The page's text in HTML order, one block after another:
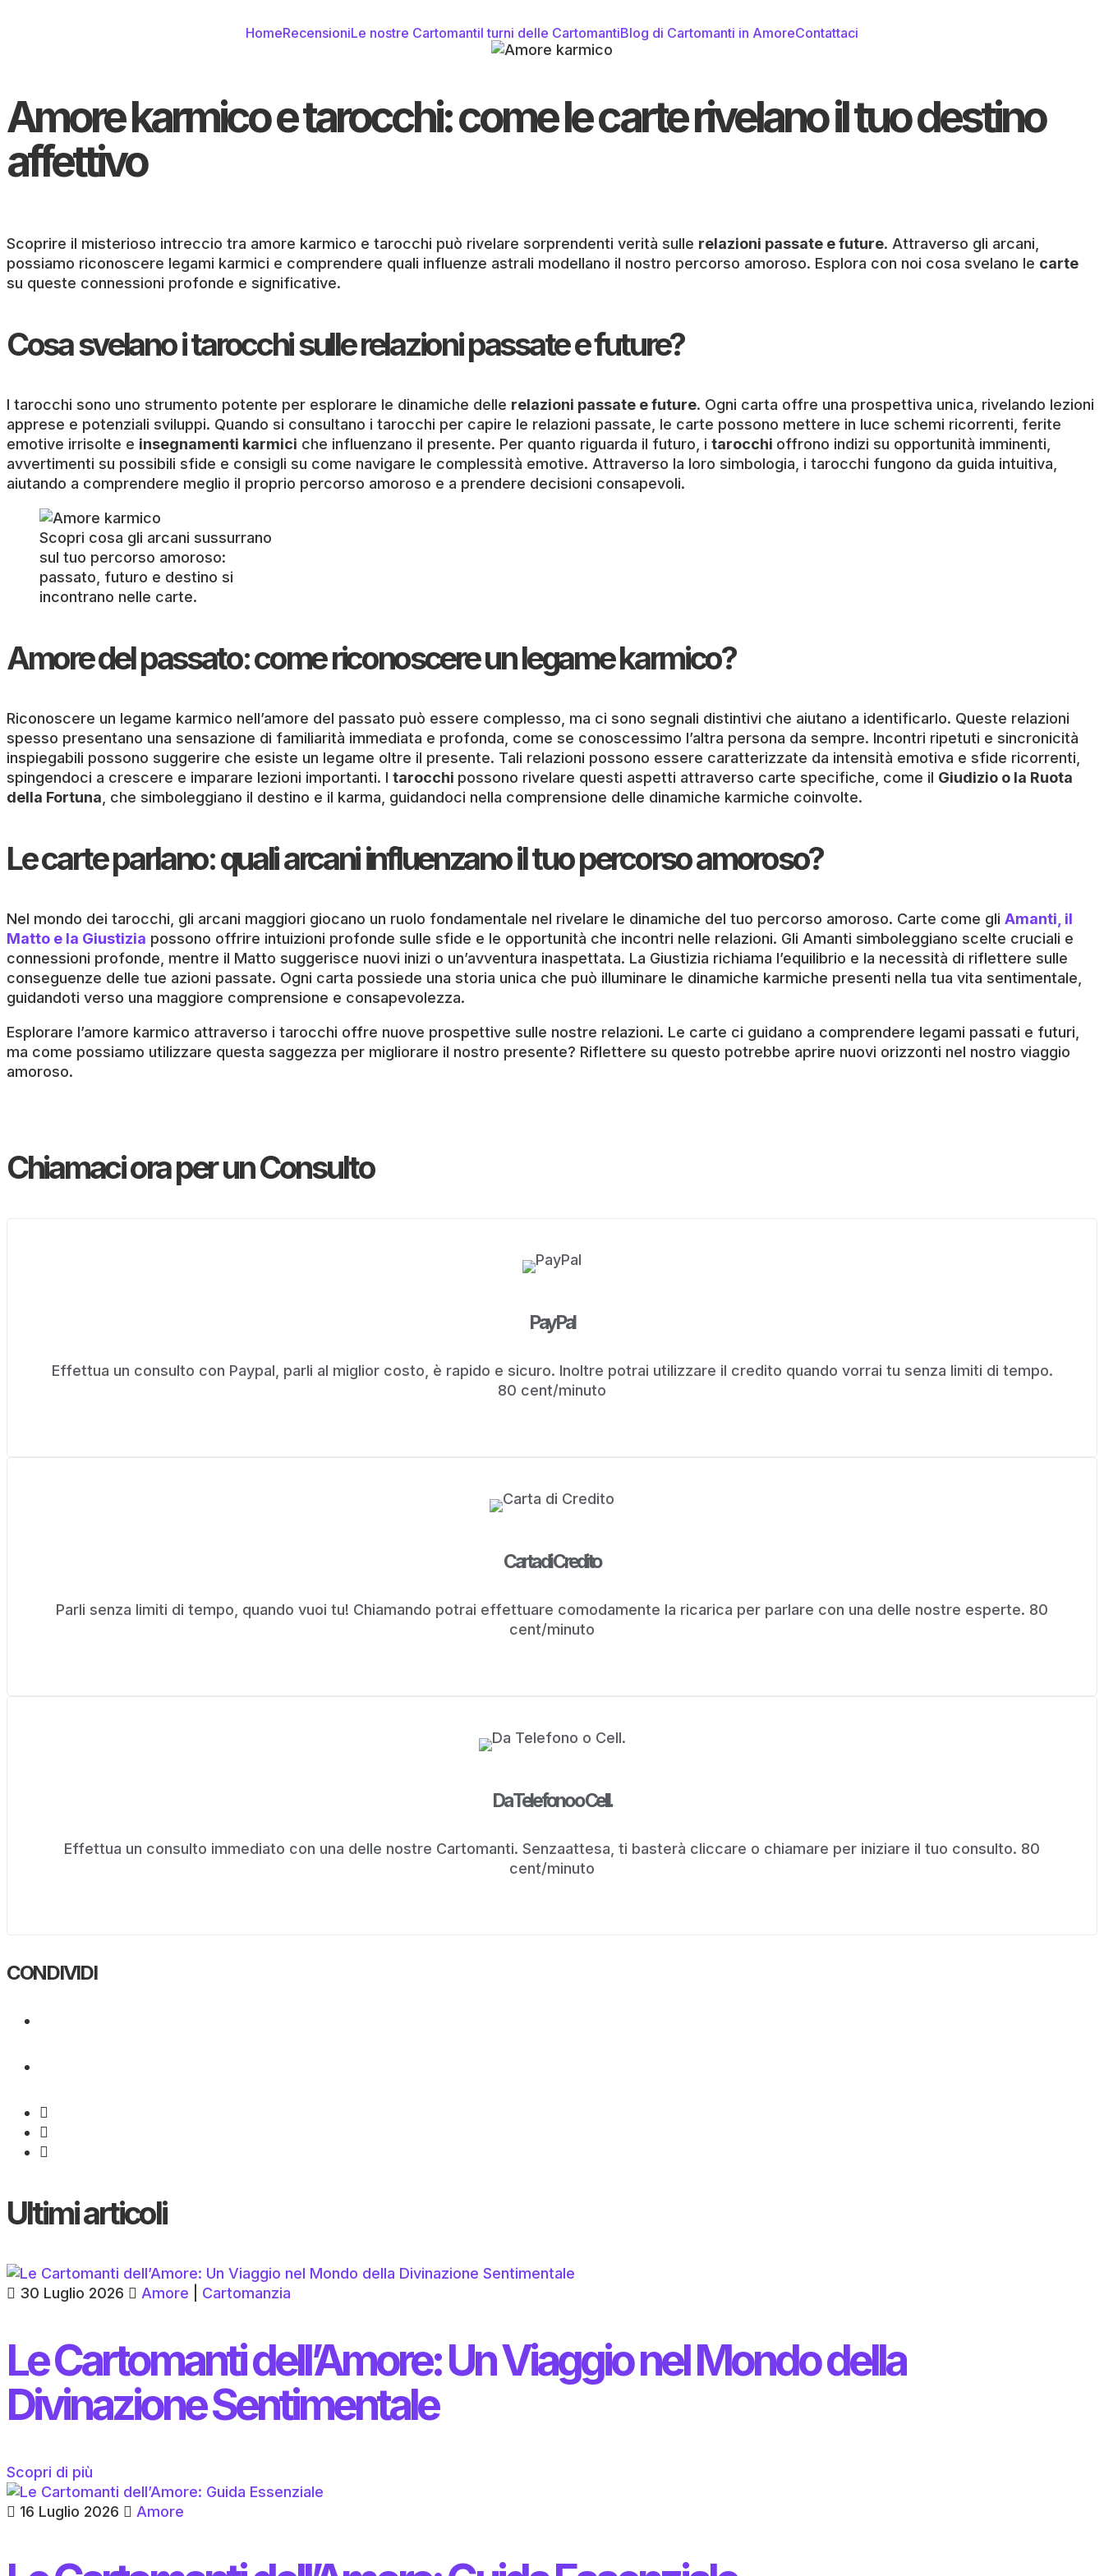
HomeRecensioniLe nostre CartomantiI turni delle CartomantiBlog di Cartomanti in AmoreContattaci
Amore karmico e tarocchi: come le carte rivelano il tuo destino
affettivo
Scoprire il misterioso intreccio tra amore karmico e tarocchi può rivelare sorprendenti verità sulle relazioni passate e future. Attraverso gli arcani,
possiamo riconoscere legami karmici e comprendere quali influenze astrali modellano il nostro percorso amoroso. Esplora con noi cosa svelano le carte
su queste connessioni profonde e significative.
Cosa svelano i tarocchi sulle relazioni passate e future?
I tarocchi sono uno strumento potente per esplorare le dinamiche delle relazioni passate e future. Ogni carta offre una prospettiva unica, rivelando lezioni
apprese e potenziali sviluppi. Quando si consultano i tarocchi per capire le relazioni passate, le carte possono mettere in luce schemi ricorrenti, ferite
emotive irrisolte e insegnamenti karmici che influenzano il presente. Per quanto riguarda il futuro, i tarocchi offrono indizi su opportunità imminenti,
avvertimenti su possibili sfide e consigli su come navigare le complessità emotive. Attraverso la loro simbologia, i tarocchi fungono da guida intuitiva,
aiutando a comprendere meglio il proprio percorso amoroso e a prendere decisioni consapevoli.
Scopri cosa gli arcani sussurrano
sul tuo percorso amoroso:
passato, futuro e destino si
incontrano nelle carte.
Amore del passato: come riconoscere un legame karmico?
Riconoscere un legame karmico nell’amore del passato può essere complesso, ma ci sono segnali distintivi che aiutano a identificarlo. Queste relazioni
spesso presentano una sensazione di familiarità immediata e profonda, come se conoscessimo l’altra persona da sempre. Incontri ripetuti e sincronicità
inspiegabili possono suggerire che esiste un legame oltre il presente. Tali relazioni possono essere caratterizzate da intensità emotiva e sfide ricorrenti,
spingendoci a crescere e imparare lezioni importanti. I tarocchi possono rivelare questi aspetti attraverso carte specifiche, come il Giudizio o la Ruota
della Fortuna, che simboleggiano il destino e il karma, guidandoci nella comprensione delle dinamiche karmiche coinvolte.
Le carte parlano: quali arcani influenzano il tuo percorso amoroso?
Nel mondo dei tarocchi, gli arcani maggiori giocano un ruolo fondamentale nel rivelare le dinamiche del tuo percorso amoroso. Carte come gli Amanti, il
Matto e la Giustizia possono offrire intuizioni profonde sulle sfide e le opportunità che incontri nelle relazioni. Gli Amanti simboleggiano scelte cruciali e
connessioni profonde, mentre il Matto suggerisce nuovi inizi o un’avventura inaspettata. La Giustizia richiama l’equilibrio e la necessità di riflettere sulle
conseguenze delle tue azioni passate. Ogni carta possiede una storia unica che può illuminare le dinamiche karmiche presenti nella tua vita sentimentale,
guidandoti verso una maggiore comprensione e consapevolezza.
Esplorare l’amore karmico attraverso i tarocchi offre nuove prospettive sulle nostre relazioni. Le carte ci guidano a comprendere legami passati e futuri,
ma come possiamo utilizzare questa saggezza per migliorare il nostro presente? Riflettere su questo potrebbe aprire nuovi orizzonti nel nostro viaggio
amoroso.
Chiamaci ora per un Consulto
PayPal
Effettua un consulto con Paypal, parli al miglior costo, è rapido e sicuro. Inoltre potrai utilizzare il credito quando vorrai tu senza limiti di tempo.
80 cent/minuto
Carta di Credito
Parli senza limiti di tempo, quando vuoi tu! Chiamando potrai effettuare comodamente la ricarica per parlare con una delle nostre esperte. 80
cent/minuto
Da Telefono o Cell.
Effettua un consulto immediato con una delle nostre Cartomanti. Senzaattesa, ti basterà cliccare o chiamare per iniziare il tuo consulto. 80
cent/minuto
CONDIVIDI
Ultimi articoli
30 Luglio 2026 Amore Cartomanzia
Le Cartomanti dell’Amore: Un Viaggio nel Mondo della
Divinazione Sentimentale
Scopri di più
16 Luglio 2026 Amore